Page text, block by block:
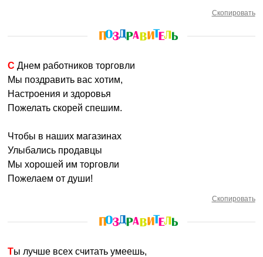
Скопировать
С Днем работников торговли
Мы поздравить вас хотим,
Настроения и здоровья
Пожелать скорей спешим.
Чтобы в наших магазинах
Улыбались продавцы
Мы хорошей им торговли
Пожелаем от души!
Скопировать
Ты лучше всех считать умеешь,